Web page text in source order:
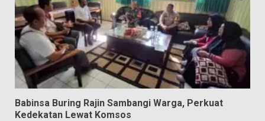
Babinsa Buring Rajin Sambangi Warga, Perkuat
Kedekatan Lewat Komsos